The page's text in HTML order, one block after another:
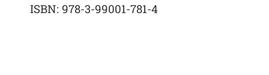
ISBN: 978-3-99001-781-4